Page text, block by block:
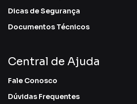
Dicas de Segurança
Documentos Técnicos
Central de Ajuda
Fale Conosco
Dúvidas Frequentes